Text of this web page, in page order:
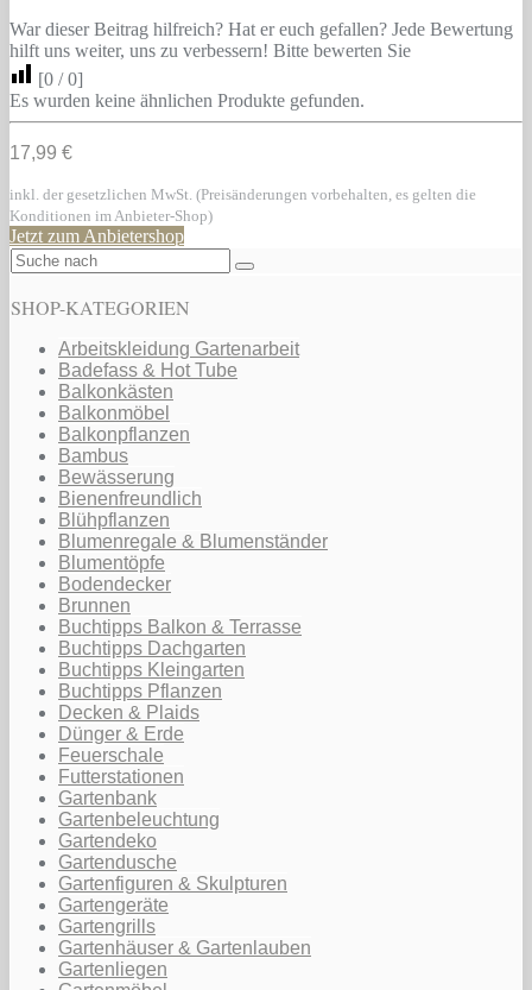
War dieser Beitrag hilfreich? Hat er euch gefallen? Jede Bewertung
hilft uns weiter, uns zu verbessern! Bitte bewerten Sie
[0 /0]
Es wurden keine ähnlichen Produkte gefunden.
17,99 €
inkl. der gesetzlichen MwSt. (Preisänderungen vorbehalten, es gelten die
Konditionen im Anbieter-Shop)
Jetzt zum Anbietershop
SHOP-KATEGORIEN
Arbeitskleidung Gartenarbeit
Badefass & Hot Tube
Balkonkästen
Balkonmöbel
Balkonpflanzen
Bambus
Bewässerung
Bienenfreundlich
Blühpflanzen
Blumenregale & Blumenständer
Blumentöpfe
Bodendecker
Brunnen
Buchtipps Balkon & Terrasse
Buchtipps Dachgarten
Buchtipps Kleingarten
Buchtipps Pflanzen
Decken & Plaids
Dünger & Erde
Feuerschale
Futterstationen
Gartenbank
Gartenbeleuchtung
Gartendeko
Gartendusche
Gartenfiguren & Skulpturen
Gartengeräte
Gartengrills
Gartenhäuser & Gartenlauben
Gartenliegen